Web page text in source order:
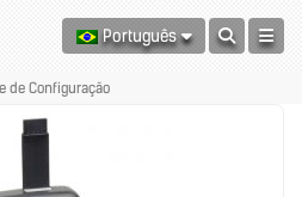
Português
de Configuração